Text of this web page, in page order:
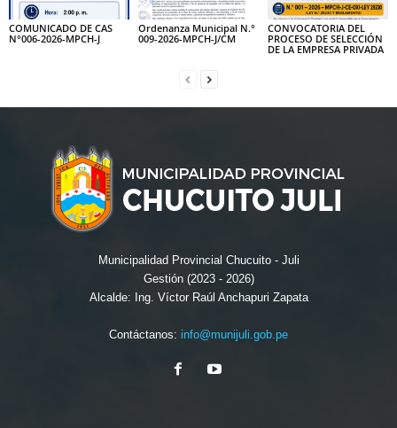
COMUNICADO DE CAS
N°006-2026-MPCH-J
Ordenanza Municipal N.°
009-2026-MPCH-J/CM
CONVOCATORIA DEL
PROCESO DE SELECCIÓN
DE LA EMPRESA PRIVADA
Municipalidad Provincial Chucuito - Juli
Gestión (2023 - 2026)
Alcalde: Ing. Víctor Raúl Anchapuri Zapata
Contáctanos: info@munijuli.gob.pe